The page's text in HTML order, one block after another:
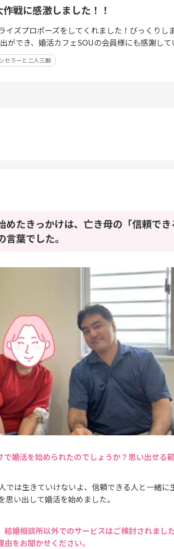
戦に感激しました！！
イズプロポーズをしてくれました！びっくりし
ができ、婚活カフェSOUの会員様にも感謝して
セラーと二人三脚
めたきっかけは、亡き母の「信頼で
葉でした。
で婚活を始められたのでしょうか？思い出せる
では生きていけないよ、信頼できる人と一緒に
い出して婚活を始めました。
結婚相談所以外でのサービスはご検討されまし
をお聞かせください。